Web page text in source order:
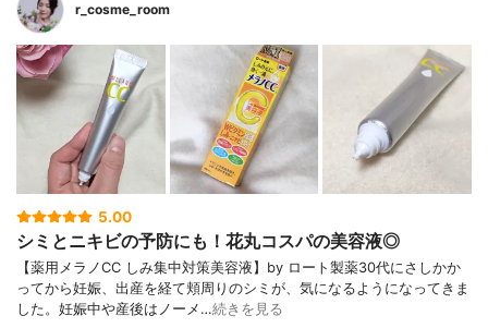
r_cosme_room
5.00
シミとニキビの予防にも！花丸コスパの美容液◎
【薬用メラノCC しみ集中対策美容液】by ロート製薬30代にさしかか
ってから妊娠、出産を経て頬周りのシミが、気になるようになってきま
した。妊娠中や産後はノーメ…続きを見る